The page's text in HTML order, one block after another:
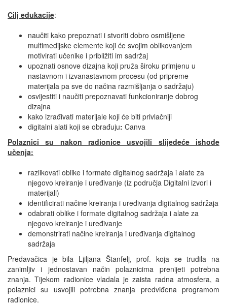
Cilj edukacije:
naučiti kako prepoznati i stvoriti dobro osmišljene
multimedijske elemente koji će svojim oblikovanjem
motivirati učenike i približiti im sadržaj
upoznati osnove dizajna koji pruža široku primjenu u
nastavnom i izvanastavnom procesu (od pripreme
materijala pa sve do načina razmišljanja o sadržaju)
osvijestiti i naučiti prepoznavati funkcioniranje dobrog
dizajna
kako izrađivati materijale koji će biti privlačniji
digitalni alati koji se obrađuju: Canva
Polaznici su nakon radionice usvojili slijedeće ishode
učenja:
razlikovati oblike i formate digitalnog sadržaja i alate za
njegovo kreiranje i uređivanje (iz područja Digitalni izvori i
materijali)
identificirati načine kreiranja i uređivanja digitalnog sadržaja
odabrati oblike i formate digitalnog sadržaja i alate za
njegovo kreiranje i uređivanje
demonstrirati načine kreiranja i uređivanja digitalnog
sadržaja
Predavačica je bila Ljiljana Štanfelj, prof. koja se trudila na
zanimljiv i jednostavan način polaznicima prenijeti potrebna
znanja. Tijekom radionice vladala je zaista radna atmosfera, a
polaznici su usvojili potrebna znanja predviđena programom
radionice.